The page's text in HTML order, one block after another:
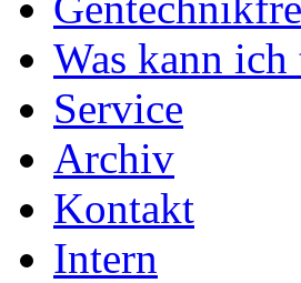
Was kann ich
Service
Archiv
Kontakt
Intern